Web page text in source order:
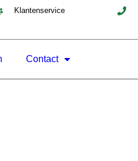
Klantenservice
Contact